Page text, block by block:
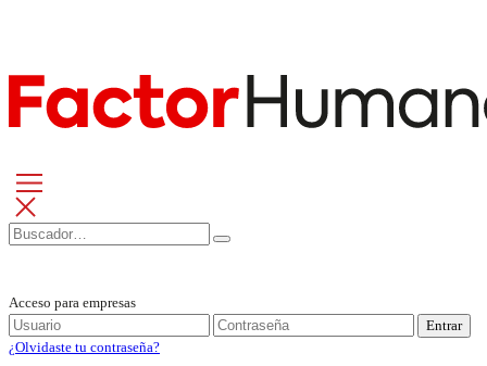
Acceso para empresas
Entrar
¿Olvidaste tu contraseña?